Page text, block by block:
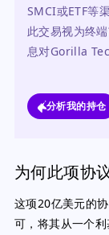
SMCI或ETF等
此交易视为终
息对Gorilla
分析我的持仓
为何此项协
这项20亿美元的
可，将其从一个